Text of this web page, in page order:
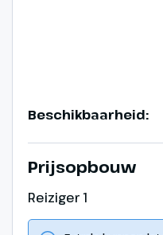
Beschikbaarheid:
Prijsopbouw
Reiziger 1